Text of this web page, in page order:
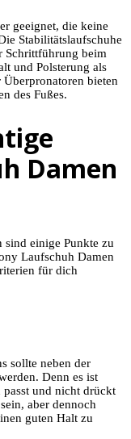
geeignet, die keine
Stabilitätslaufschuhe
Schrittführung beim
und Polsterung als
bieten
des Fußes.
Damen
sind einige Punkte zu
Laufschuh Damen
für dich
sollte neben der
Denn es ist
passt und nicht drückt
aber dennoch
guten Halt zu